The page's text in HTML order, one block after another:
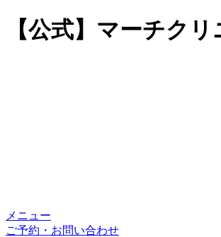
【公式】マーチクリ
メニュー
ご予約・お問い合わせ